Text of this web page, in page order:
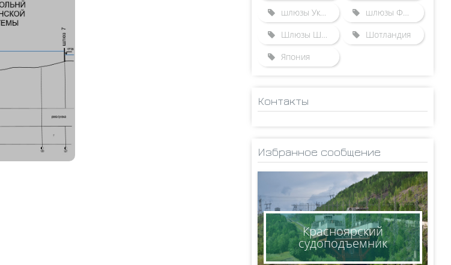
шлюзы Украины
шлюзы Франции
Шлюзы Швейцарии
Шотландия
Япония
Контакты
КСЕНОФОНТОВ
ksen_nm@mail.ru
Избранное сообщение
Красноярский
судоподъемник